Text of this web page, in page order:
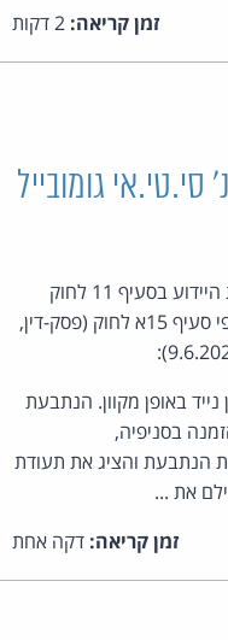
זמן קריאה:
קינגסלי נ' סי.טי.אי גומובייל
בהיעדר "מאגר מידע", אין תחולה לחובת היידוע בסעיף 11 לחוק
הגנת הפרטיות או לזכות לפיצוי מוסכם לפי סעיף 15א לחוק (פסק-דין,
באופן מקוון. הנתבעת
בסניפיה,
הנתבעת והציג את תעודת
את ...
זמן קריאה: דקה אחת